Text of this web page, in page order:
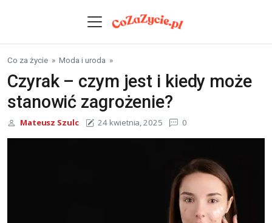
Co za życie » Moda i uroda »
Czyrak – czym jest i kiedy może
stanowić zagrożenie?
Mateusz Szulc 24 kwietnia, 2025 0